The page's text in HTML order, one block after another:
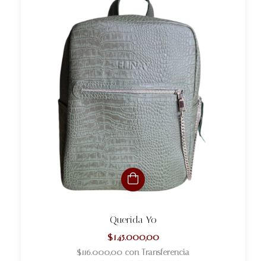
Querida Yo
$145.000,00
$116.000,00 con Transferencia